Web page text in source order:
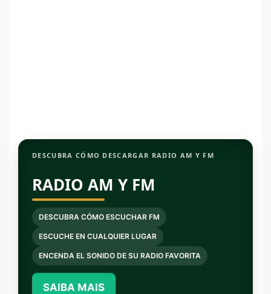
DESCUBRA CÓMO DESCARGAR RADIO AM Y FM
RADIO AM Y FM
DESCUBRA CÓMO ESCUCHAR FM
ESCUCHE EN CUALQUIER LUGAR
ENCENDA EL SONIDO DE SU RADIO FAVORITA
SAIBA MAIS